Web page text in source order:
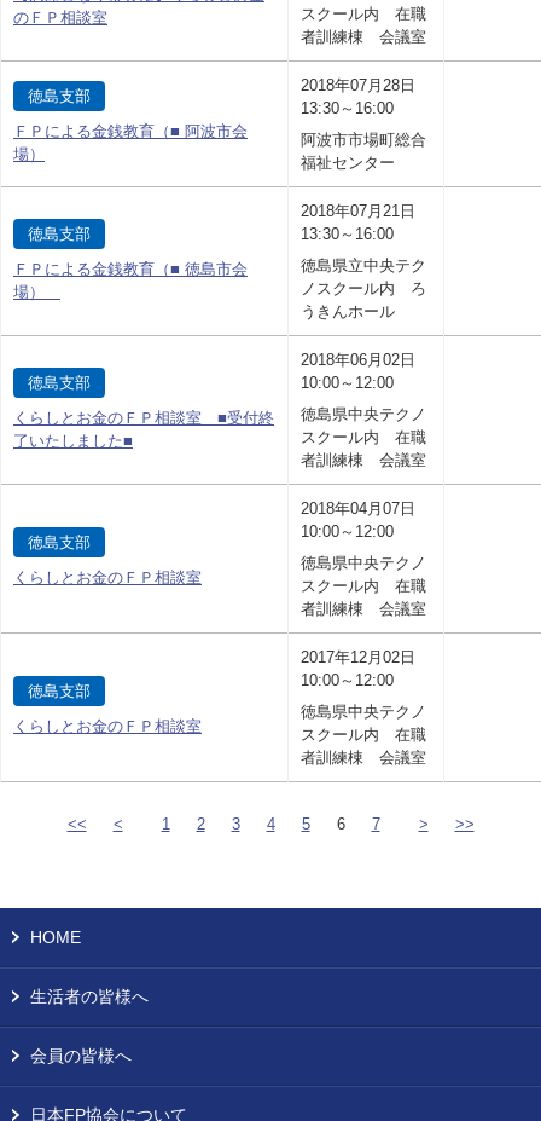
のＦＰ相談室
スクール内 在職
者訓練棟 会議室
徳島支部
ＦＰによる金銭教育（■ 阿波市会
場）
2018年07月28日
13:30～16:00
阿波市市場町総合
福祉センター
徳島支部
ＦＰによる金銭教育（■ 徳島市会
場）
2018年07月21日
13:30～16:00
徳島県立中央テク
ノスクール内 ろ
うきんホール
徳島支部
くらしとお金のＦＰ相談室 ■受付終
了いたしました■
2018年06月02日
10:00～12:00
徳島県中央テクノ
スクール内 在職
者訓練棟 会議室
徳島支部
くらしとお金のＦＰ相談室
2018年04月07日
10:00～12:00
徳島県中央テクノ
スクール内 在職
者訓練棟 会議室
徳島支部
くらしとお金のＦＰ相談室
2017年12月02日
10:00～12:00
徳島県中央テクノ
スクール内 在職
者訓練棟 会議室
<< < 1 2 3 4 5 6 7 > >>
HOME
生活者の皆様へ
会員の皆様へ
日本FP協会について